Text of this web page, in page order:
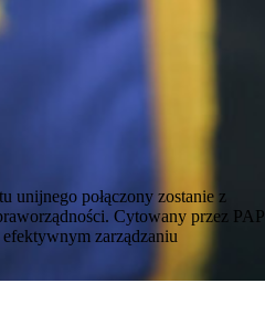
unijnego połączony zostanie z
Cytowany przez PAP
zarządzaniu